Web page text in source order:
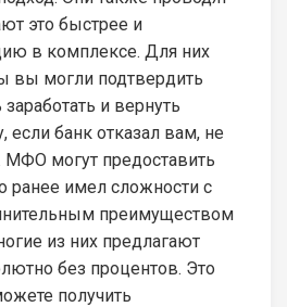
это быстрее и
в комплексе. Для них
вы могли подтвердить
и вернуть
если банк отказал вам, не
МФО могут предоставить
ранее имел сложности с
преимуществом
из них предлагают
без процентов. Это
получить